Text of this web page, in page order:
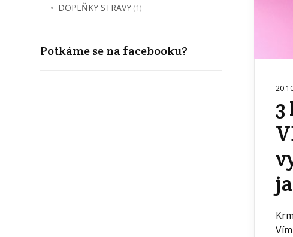
3
DOPLŇKY STRAVY (1)
Potkáme se na facebooku?